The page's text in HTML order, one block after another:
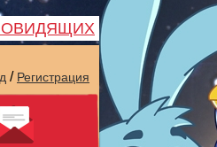
/ Регистрация